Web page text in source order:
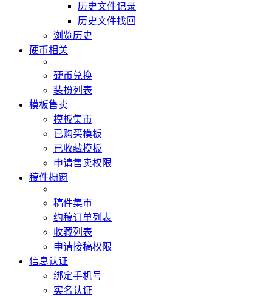
历史文件记录
历史文件找回
浏览历史
硬币相关
硬币兑换
装扮列表
模板售卖
模板集市
已购买模板
已收藏模板
申请售卖权限
稿件橱窗
稿件集市
约稿订单列表
收藏列表
申请接稿权限
信息认证
绑定手机号
实名认证